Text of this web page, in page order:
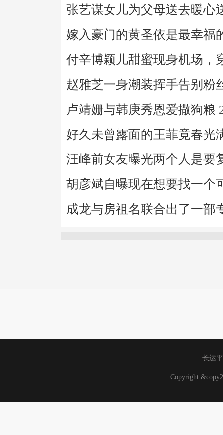
张艺谋女儿为父母送去暖心
嫁入豪门的黄圣依是最幸福
付辛博颖儿甜蜜现身机场，
赵雅芝一身潮装挥手告别粉
卢靖姗与韩庚秀恩爱撒狗粮
好久未曾露面的王菲竟春光
汪峰前女友曝光两个人是要
胡彦斌自曝现在想要找一个
成龙与房祖名联合出了一部
长运
Copyright